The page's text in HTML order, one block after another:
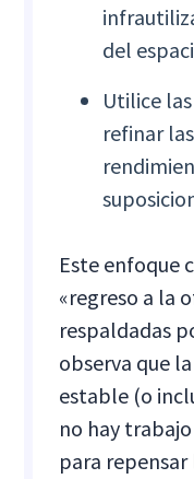
del
Utilice
refinar
Este enfoque
«regreso a la
respaldadas
observa que
estable (o
no hay
para